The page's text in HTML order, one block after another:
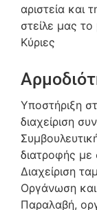
αριστεία και
στείλε μας
Κύριες
Υποστήριξη
διαχείριση
διατροφής με
Διαχείριση
Οργάνωση
Παραλαβή,